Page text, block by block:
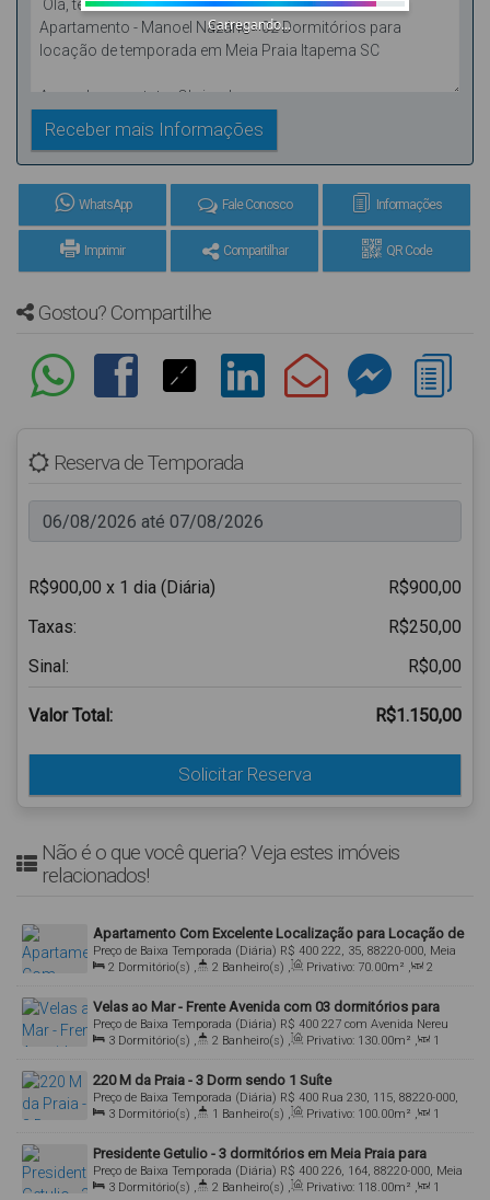
WhatsApp Fale Conosco Informações
Imprimir Compartilhar QR Code
Gostou? Compartilhe
Reserva de Temporada
R$900,00 x 1 dia (Diária)
R$900,00
Taxas:
R$250,00
Sinal:
R$0,00
Valor Total: R$1.150,00
Solicitar Reserva
Não é o que você queria? Veja estes imóveis
relacionados!
Apartamento Com Excelente Localização para Locação de
Temporada Em Meia Praia, Itapema SC
R$ 400
Preço de Baixa Temporada (Diária)
222, 35, 88220-000, Meia
Praia, Itapema, Santa Catarina, Brasil
2 Dormitório(s) , 2 Banheiro(s) , Privativo: 70.00m² ,
2
Velas ao Mar - Frente Avenida com 03 dormitórios para
Locação de Temporada
R$ 400
Preço de Baixa Temporada (Diária)
227 com Avenida Nereu
Ramos, 88220-000, Meia Praia, Itapema, Santa Catarina, Brasil
3 Dormitório(s) , 2 Banheiro(s) , Privativo: 130.00m² ,
1
220 M da Praia - 3 Dorm sendo 1 Suíte
R$ 400
Preço de Baixa Temporada (Diária)
Rua 230, 115, 88220-000,
Meia Praia, Itapema, Santa Catarina, Brasil
3 Dormitório(s) , 1 Banheiro(s) , Privativo: 100.00m² ,
1
Presidente Getulio - 3 dormitórios em Meia Praia para
Locação de temporada
R$ 400
Preço de Baixa Temporada (Diária)
226, 164, 88220-000, Meia
Praia, Itapema, Santa Catarina, Brasil
3 Dormitório(s) , 2 Banheiro(s) , Privativo: 118.00m² ,
1
Carregando...